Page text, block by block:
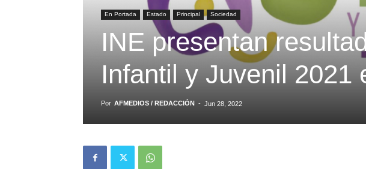
En Portada Estado Principal Sociedad
INE presentan
Infantil y Juvenil 2021
Por AFMEDIOS / REDACCIÓN - Jun 28, 2022